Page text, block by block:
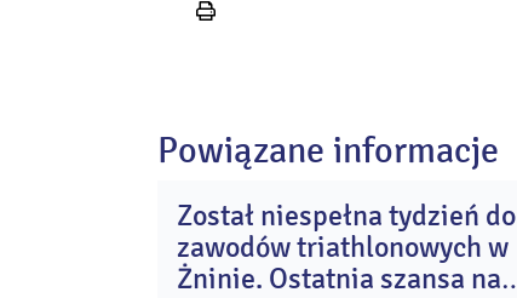
Wydrukuj
Powiązane informacje
Został niespełna tydzień do
zawodów triathlonowych w
Żninie. Ostatnia szansa na